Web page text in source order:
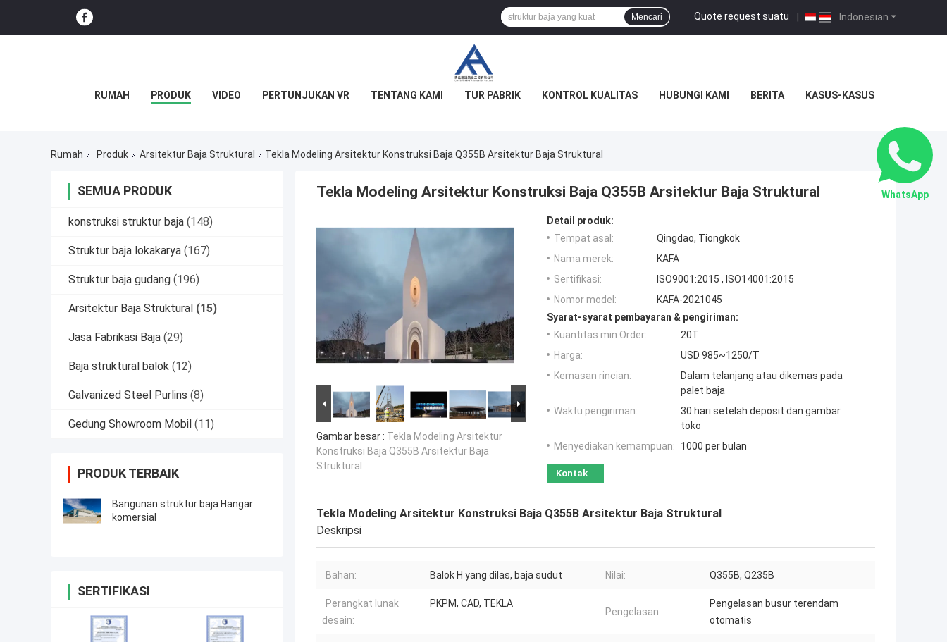
Indonesian
Quote request suatu |
Mencari
RUMAH PRODUK VIDEO PERTUNJUKAN VR TENTANG KAMI TUR PABRIK KONTROL KUALITAS HUBUNGI KAMI BERITA KASUS-KASUS
Rumah Produk Arsitektur Baja Struktural Tekla Modeling Arsitektur Konstruksi Baja Q355B Arsitektur Baja Struktural
SEMUA PRODUK
konstruksi struktur baja (148)
Struktur baja lokakarya (167)
Struktur baja gudang (196)
Arsitektur Baja Struktural (15)
Jasa Fabrikasi Baja (29)
Baja struktural balok (12)
Galvanized Steel Purlins (8)
Gedung Showroom Mobil (11)
PRODUK TERBAIK
Bangunan struktur baja Hangar
komersial
SERTIFIKASI
Tekla Modeling Arsitektur Konstruksi Baja Q355B Arsitektur Baja Struktural
Gambar besar : Tekla Modeling Arsitektur
Konstruksi Baja Q355B Arsitektur Baja
Struktural
Detail produk:
Tempat asal:
Qingdao, Tiongkok
Nama merek:
KAFA
Sertifikasi:
ISO9001:2015 , ISO14001:2015
Nomor model:
KAFA-2021045
Syarat-syarat pembayaran & pengiriman:
Kuantitas min Order:
20T
Harga:
USD 985~1250/T
Kemasan rincian:
Dalam telanjang atau dikemas pada
palet baja
Waktu pengiriman:
30 hari setelah deposit dan gambar
toko
Menyediakan kemampuan:
1000 per bulan
Kontak
Tekla Modeling Arsitektur Konstruksi Baja Q355B Arsitektur Baja Struktural
Deskripsi
Bahan: Balok H yang dilas, baja sudut Nilai: Q355B, Q235B
Perangkat lunak
desain:
PKPM, CAD, TEKLA
Pengelasan:
Pengelasan busur terendam
otomatis
WhatsApp